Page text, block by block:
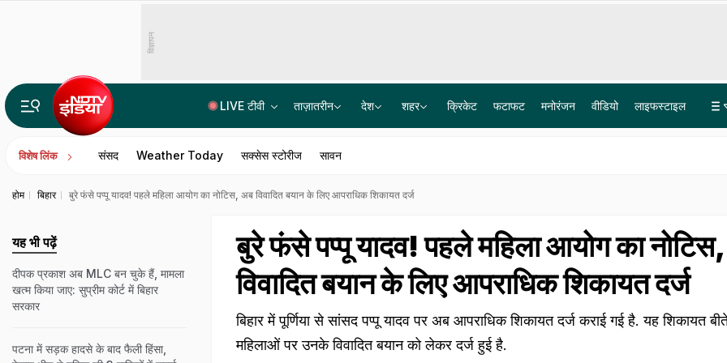
विज्ञापन
LIVE टीवी ताज़ातरीन देश शहर क्रिकेट फटाफट मनोरंजन वीडियो लाइफस्टाइल
विशेष लिंक संसद Weather Today सक्सेस स्टोरीज सावन
होम बिहार बुरे फंसे पप्पू यादव! पहले महिला आयोग का नोटिस, अब विवादित बयान के लिए आपराधिक शिकायत दर्ज
बुरे फंसे पप्पू यादव! पहले महिला आयोग का
विवादित बयान के लिए आपराधिक शिकायत दर्ज
बिहार में पूर्णिया से सांसद पप्पू यादव पर अब आपराधिक शिकायत दर्ज कराई गई है. यह शिकायत
महिलाओं पर उनके विवादित बयान को लेकर दर्ज हुई है.
यह भी पढ़ें
दीपक प्रकाश अब MLC बन चुके हैं, मामला
खत्म किया जाए: सुप्रीम कोर्ट में बिहार
सरकार
पटना में सड़क हादसे के बाद फैली हिंसा,